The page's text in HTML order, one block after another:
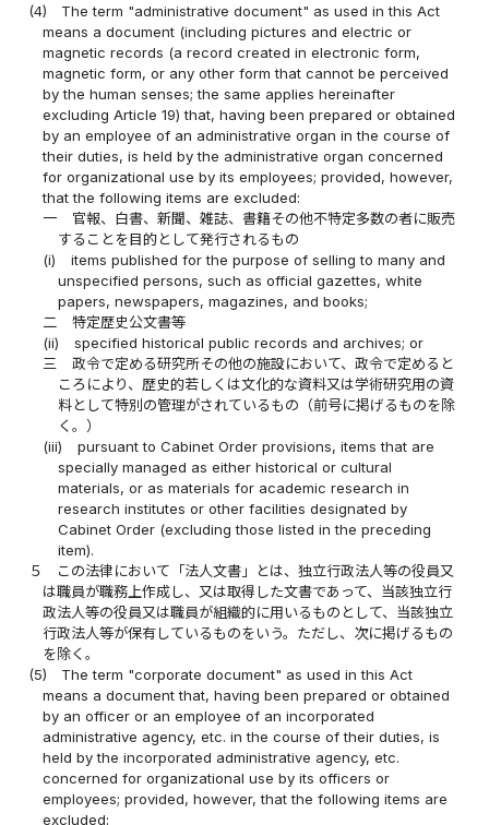
(4)
The term "administrative document" as used in this Act
means a document (including pictures and electric or
magnetic records (a record created in electronic form,
magnetic form, or any other form that cannot be perceived
by the human senses; the same applies hereinafter
excluding Article 19) that, having been prepared or obtained
by an employee of an administrative organ in the course of
their duties, is held by the administrative organ concerned
for organizational use by its employees; provided, however,
that the following items are excluded:
一
官報、白書、新聞、雑誌、書籍その他不特定多数の者に販売
することを目的として発行されるもの
(i)
items published for the purpose of selling to many and
unspecified persons, such as official gazettes, white
papers, newspapers, magazines, and books;
二
特定歴史公文書等
(ii)
specified historical public records and archives; or
三
政令で定める研究所その他の施設において、政令で定めると
ころにより、歴史的若しくは文化的な資料又は学術研究用の資
料として特別の管理がされているもの（前号に掲げるものを除
く。）
(iii)
pursuant to Cabinet Order provisions, items that are
specially managed as either historical or cultural
materials, or as materials for academic research in
research institutes or other facilities designated by
Cabinet Order (excluding those listed in the preceding
item).
５
この法律において「法人文書」とは、独立行政法人等の役員又
は職員が職務上作成し、又は取得した文書であって、当該独立行
政法人等の役員又は職員が組織的に用いるものとして、当該独立
行政法人等が保有しているものをいう。ただし、次に掲げるもの
を除く。
(5)
The term "corporate document" as used in this Act
means a document that, having been prepared or obtained
by an officer or an employee of an incorporated
administrative agency, etc. in the course of their duties, is
held by the incorporated administrative agency, etc.
concerned for organizational use by its officers or
employees; provided, however, that the following items are
excluded: